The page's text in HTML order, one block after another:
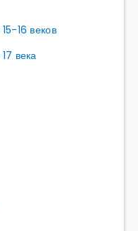
16 веков
века